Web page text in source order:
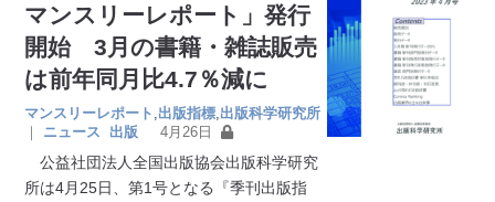
マンスリーレポート」発行
開始 3月の書籍・雑誌販売
は前年同月比4.7％減に
マンスリーレポート 出版指標 出版科学研究所
｜
ニュース 出版 4月26日
公益社団法人全国出版協会出版科学研究
所は4月25日、第1号となる『季刊出版指